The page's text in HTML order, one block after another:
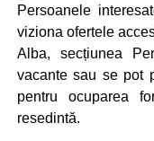
Persoanele
viziona ofertele
Alba, secțiunea
vacante sau se pot
pentru ocuparea
resedintă.